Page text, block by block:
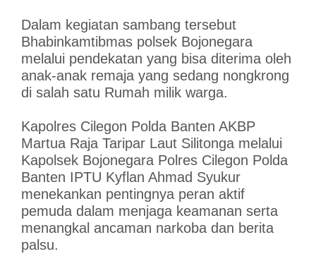
Dalam kegiatan sambang tersebut
Bhabinkamtibmas polsek Bojonegara
melalui pendekatan yang bisa diterima oleh
anak-anak remaja yang sedang nongkrong
di salah satu Rumah milik warga.
Kapolres Cilegon Polda Banten AKBP
Martua Raja Taripar Laut Silitonga melalui
Kapolsek Bojonegara Polres Cilegon Polda
Banten IPTU Kyflan Ahmad Syukur
menekankan pentingnya peran aktif
pemuda dalam menjaga keamanan serta
menangkal ancaman narkoba dan berita
palsu.